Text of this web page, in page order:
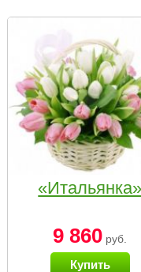
«Итальянка»
9 860 руб.
Купить